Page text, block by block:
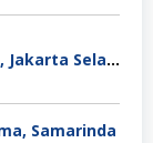
Satpam PT Otsuka Indonesia, Jakarta Selatan
Samarinda